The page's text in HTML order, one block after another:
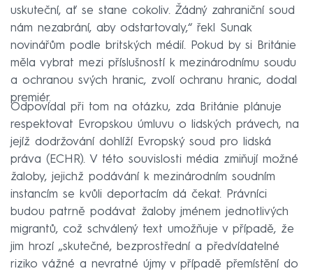
uskuteční, ať se stane cokoliv. Žádný zahraniční soud
nám nezabrání, aby odstartovaly,“ řekl Sunak
novinářům podle britských médií. Pokud by si Británie
měla vybrat mezi příslušností k mezinárodnímu soudu
a ochranou svých hranic, zvolí ochranu hranic, dodal
premiér.
Odpovídal při tom na otázku, zda Británie plánuje
respektovat Evropskou úmluvu o lidských právech, na
jejíž dodržování dohlíží Evropský soud pro lidská
práva (ECHR). V této souvislosti média zmiňují možné
žaloby, jejichž podávání k mezinárodním soudním
instancím se kvůli deportacím dá čekat. Právníci
budou patrně podávat žaloby jménem jednotlivých
migrantů, což schválený text umožňuje v případě, že
jim hrozí „skutečné, bezprostřední a předvídatelné
riziko vážné a nevratné újmy v případě přemístění do